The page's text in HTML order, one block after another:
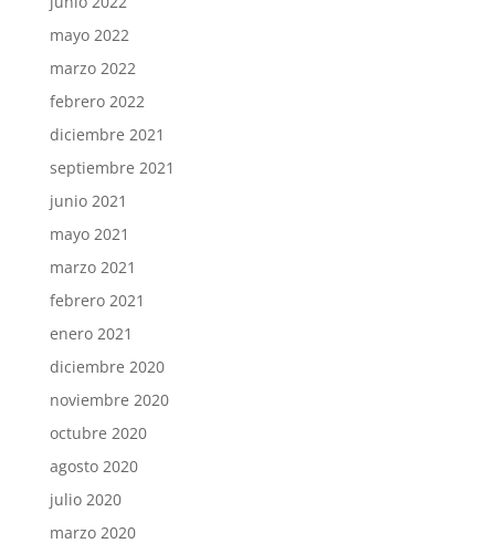
mayo 2022
marzo 2022
febrero 2022
diciembre 2021
septiembre 2021
junio 2021
mayo 2021
marzo 2021
febrero 2021
enero 2021
diciembre 2020
noviembre 2020
octubre 2020
agosto 2020
julio 2020
marzo 2020